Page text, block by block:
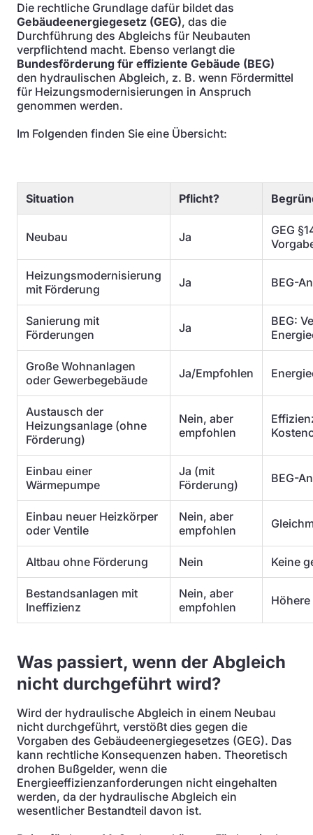
Die rechtliche Grundlage dafür bildet das
Gebäudeenergiegesetz (GEG), das die
Durchführung des Abgleichs für Neubauten
verpflichtend macht. Ebenso verlangt die
Bundesförderung für effiziente Gebäude (BEG)
den hydraulischen Abgleich, z. B. wenn Fördermittel
für Heizungsmodernisierungen in Anspruch
genommen werden.
Im Folgenden finden Sie eine Übersicht:
Situation Pflicht?
Neubau Ja
GEG
Heizungsmodernisierung
mit Förderung
Ja BEG-
Sanierung mit
Förderungen
Ja
BEG:
Große Wohnanlagen
oder Gewerbegebäude
Ja/Empfohlen
Austausch der
Heizungsanlage (ohne
Förderung)
Nein, aber
empfohlen
Einbau einer
Wärmepumpe
Ja (mit
Förderung)
BEG-
Einbau neuer Heizkörper
oder Ventile
Nein, aber
empfohlen
Altbau ohne Förderung Nein Keine
Bestandsanlagen mit
Ineffizienz
Nein, aber
empfohlen
Was passiert, wenn der Abgleich
nicht durchgeführt wird?
Wird der hydraulische Abgleich in einem Neubau
nicht durchgeführt, verstößt dies gegen die
Vorgaben des Gebäudeenergiegesetzes (GEG). Das
kann rechtliche Konsequenzen haben. Theoretisch
drohen Bußgelder, wenn die
Energieeffizienzanforderungen nicht eingehalten
werden, da der hydraulische Abgleich ein
wesentlicher Bestandteil davon ist.